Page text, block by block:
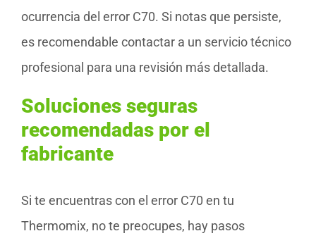
ocurrencia del error C70. Si notas que persiste,
es recomendable contactar a un servicio técnico
profesional para una revisión más detallada.
Soluciones seguras
recomendadas por el
fabricante
Si te encuentras con el error C70 en tu
Thermomix, no te preocupes, hay pasos